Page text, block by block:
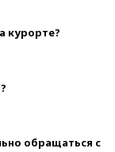
курорте?
обращаться с